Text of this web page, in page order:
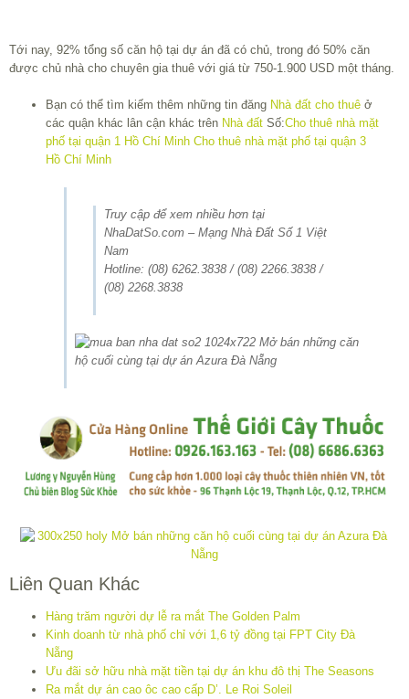
Tới nay, 92% tổng số căn hộ tại dự án đã có chủ, trong đó 50% căn
được chủ nhà cho chuyên gia thuê với giá từ 750-1.900 USD một tháng.
Bạn có thể tìm kiếm thêm những tin đăng Nhà đất cho thuê ở
các quận khác lân cận khác trên Nhà đất Số:Cho thuê nhà mặt
phố tại quận 1 Hồ Chí Minh Cho thuê nhà mặt phố tại quận 3
Hồ Chí Minh
Truy cập để xem nhiều hơn tại
NhaDatSo.com – Mạng Nhà Đất Số 1 Việt
Nam
Hotline: (08) 6262.3838 / (08) 2266.3838 /
(08) 2268.3838
Liên Quan Khác
Hàng trăm người dự lễ ra mắt The Golden Palm
Kinh doanh từ nhà phố chỉ với 1,6 tỷ đồng tại FPT City Đà
Nẵng
Ưu đãi sở hữu nhà mặt tiền tại dự án khu đô thị The Seasons
Ra mắt dự án cao ôc cao cấp D’. Le Roi Soleil